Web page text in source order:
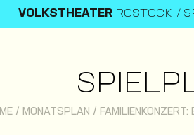
VOLKSTHEATER ROSTOCK
/ MONATSPLAN /